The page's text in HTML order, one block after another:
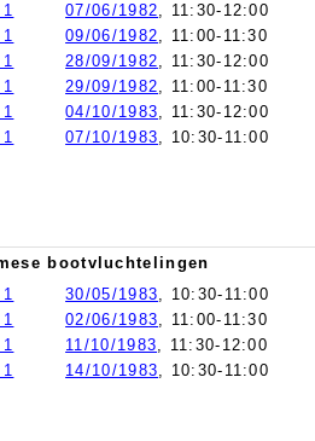
07/06/1982, 11:30-12:00
09/06/1982, 11:00-11:30
28/09/1982, 11:30-12:00
29/09/1982, 11:00-11:30
04/10/1983, 11:30-12:00
07/10/1983, 10:30-11:00
bootvluchtelingen
30/05/1983, 10:30-11:00
02/06/1983, 11:00-11:30
11/10/1983, 11:30-12:00
14/10/1983, 10:30-11:00